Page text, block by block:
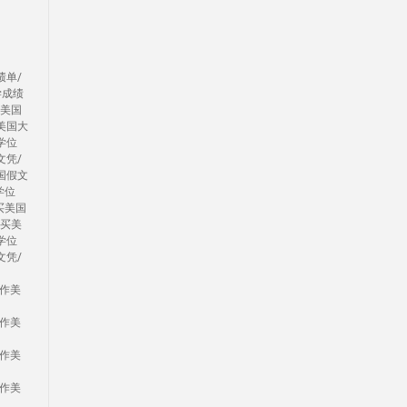
单/
绩
国
国大
位
凭/
假文
位
美国
美
位
凭/
美
美
美
美